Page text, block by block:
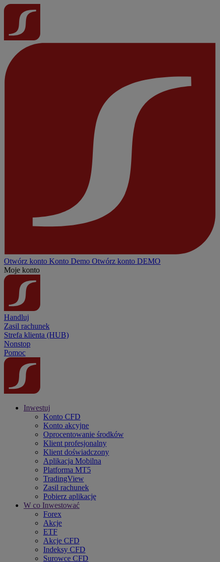
Otwórz konto Konto Demo Otwórz konto DEMO
Moje konto
Handluj
Zasil rachunek
Strefa klienta (HUB)
Nonstop
Pomoc
Inwestuj
Konto CFD
Konto akcyjne
Oprocentowanie środków
Klient profesjonalny
Klient doświadczony
Aplikacja Mobilna
Platforma MT5
TradingView
Zasil rachunek
Pobierz aplikację
W co Inwestować
Forex
Akcje
ETF
Akcje CFD
Indeksy CFD
Surowce CFD